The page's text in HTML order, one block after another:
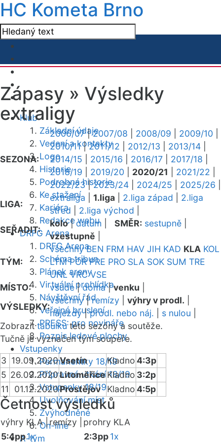
HC Kometa Brno
Klub
Základní údaje
Vedení a kontakty
Logo
Historie
Podrobná historie
Ke stažení
Kariéra
Redakce webu
DRFG Arena
DRFG Arena
Schéma tribun
Plánek areny
Virtuální prohlídka
Návštěvní řád
Veřejné bruslení
PRESS: pro novináře
Rozpis ledové plochy
Vstupenky
Permanentky 18/19
Přípravná utkání 18/19
Vstupenky 18/19
Uvolňování míst
Zvýhodněné
On-line
A-tým
Zápasy » Výsledky
extraligy
SEZONA:
2006/07|2007/08 2008/09 2009/10
2010/11|2011/12 2012/13 2013/14
2014/15
2015/16 2016/17 2017/18
2018/19
2019/20 2020/21 2021/22
2022/23|2023/24 2024/25 2025/26
LIGA:
extraliga 1.liga 2.liga západ
2.liga
střed
2.liga východ
SEŘADIT:
kolo|datum SMĚR: sestupně
vzestupně
TÝM:
všechny BEN FRM HAV JIH KAD KLA KOL
LTM POR PRE PRO SLA SOK SUM TRE
UNL VRC VSE
MÍSTO:
všude|doma|venku
VÝSLEDKY:
všechny|remízy výhry v prodl.
nájezdy|prodl. nebo náj. s nulou
Zobrazittabulkutéto sezóny a soutěže.
Tučně je vyznačen tým soupeře.
3 19.09.2020Vsetín Kladno4:3p
5 26.09.2020LitoměřiceKladno 3:2p
11
01.12.2020Prostějov Kladno4:5p
Četnost výsledků
výhry KLA |remízy |
prohry KLA
5:4pp1x 2:3pp1x